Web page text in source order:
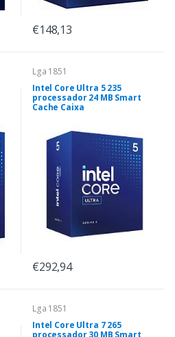
€148,13
Lga 1851
Intel Core Ultra 5 235
processador 24 MB Smart
Cache Caixa
€292,94
Lga 1851
Intel Core Ultra 7 265